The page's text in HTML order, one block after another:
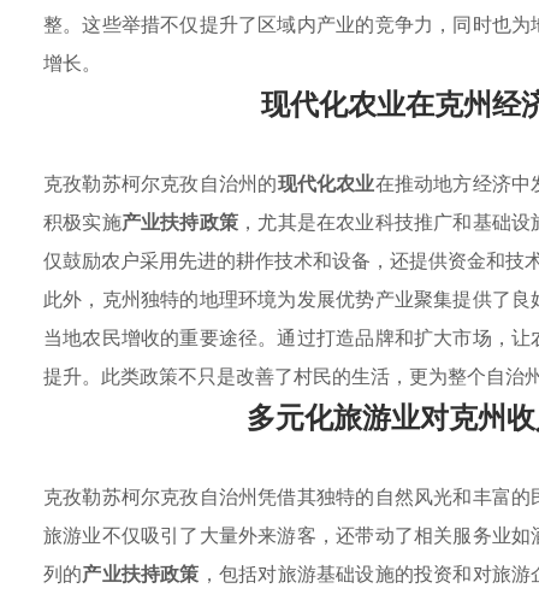
整。这些举措不仅提升了区域内产业的竞争力，同时也
增长。
现代化农业在克州经
克孜勒苏柯尔克孜自治州的现代化农业在推动地方经济
积极实施产业扶持政策 ，尤其是在农业科技推广和基础
仅鼓励农户采用先进的耕作技术和设备，还提供资金和技
此外，克州独特的地理环境为发展优势产业聚集提供了
当地农民增收的重要途径。通过打造品牌和扩大市场，
提升。此类政策不只是改善了村民的生活，更为整个自
多元化旅游业对克州
克孜勒苏柯尔克孜自治州凭借其独特的自然风光和丰富
旅游业不仅吸引了大量外来游客，还带动了相关服务业
列的产业扶持政策 ，包括对旅游基础设施的投资和对旅